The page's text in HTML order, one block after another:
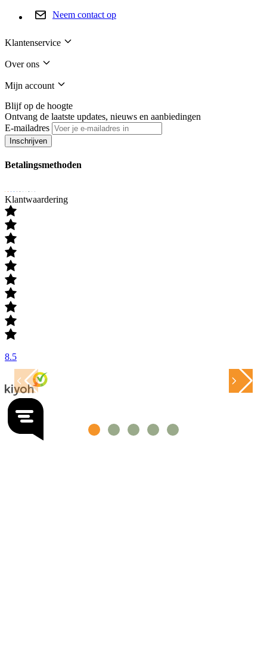
Neem contact op
Klantenservice
Over ons
Mijn account
Blijf op de hoogte
Ontvang de laatste updates, nieuws en aanbiedingen
E-mailadres
Inschrijven
Betalingsmethoden
Klantwaardering
8.5